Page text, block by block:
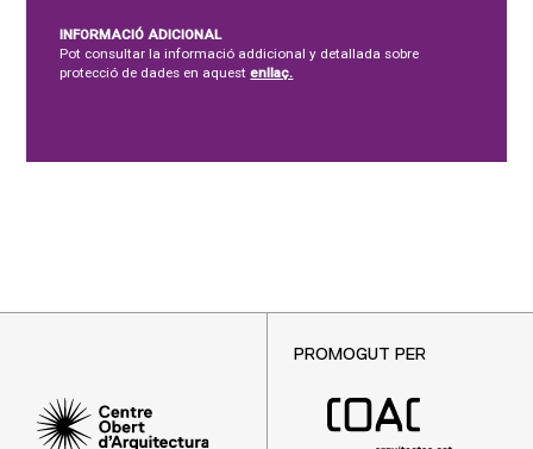
INFORMACIÓ ADICIONAL
Pot consultar la informació addicional y detallada sobre
protecció de dades en aquestenllaç.
PROMOGUT PER